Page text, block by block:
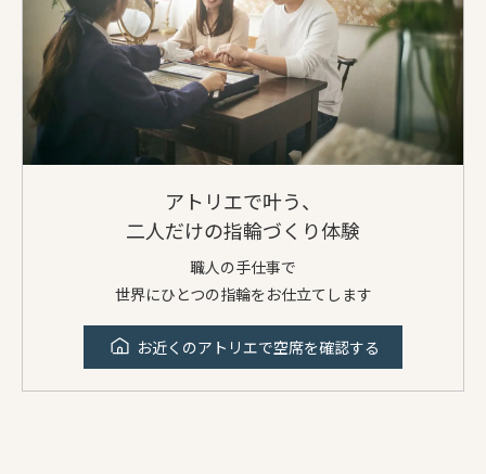
アトリエで叶う、
二人だけの指輪づくり体験
職人の手仕事で
世界にひとつの指輪をお仕立てします
お近くのアトリエで空席を確認する